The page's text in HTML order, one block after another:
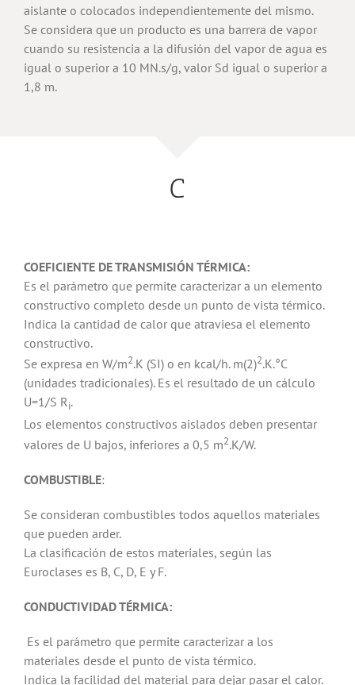
aislante o colocados independientemente del mismo.
Se considera que un producto es una barrera de vapor
cuando su resistencia a la difusión del vapor de agua es
igual o superior a 10 MN.s/g, valor Sd igual o superior a
1,8 m.
C
COEFICIENTE DE TRANSMISIÓN TÉRMICA:
Es el parámetro que permite caracterizar a un elemento
constructivo completo desde un punto de vista térmico.
Indica la cantidad de calor que atraviesa el elemento
constructivo.
Se expresa en W/m2.K (SI) o en kcal/h. m(2)2.K.°C
(unidades tradicionales). Es el resultado de un cálculo
U=1/S Ri.
Los elementos constructivos aislados deben presentar
valores de U bajos, inferiores a 0,5 m2.K/W.
COMBUSTIBLE:
Se consideran combustibles todos aquellos materiales
que pueden arder.
La clasificación de estos materiales, según las
Euroclases es B, C, D, E y F.
CONDUCTIVIDAD TÉRMICA:
Es el parámetro que permite caracterizar a los
materiales desde el punto de vista térmico.
Indica la facilidad del material para dejar pasar el calor.